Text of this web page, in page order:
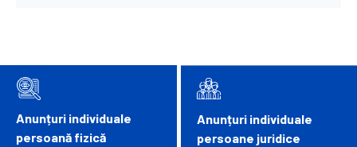
Anunțuri individuale
persoană fizică
Anunțuri individuale
persoane juridice